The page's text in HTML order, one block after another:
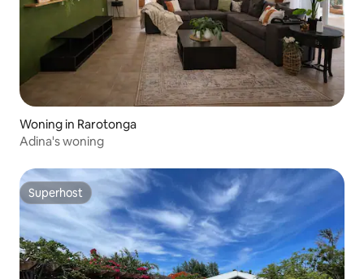
Woning in Rarotonga
Adina's woning
Superhost
Superhost